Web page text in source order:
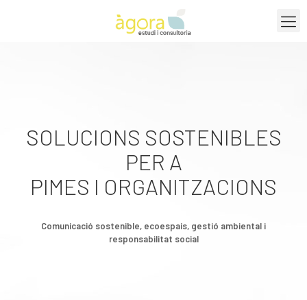
SOLUCIONS SOSTENIBLES
PER A
PIMES I ORGANITZACIONS
Comunicació sostenible, ecoespais, gestió ambiental i
responsabilitat social